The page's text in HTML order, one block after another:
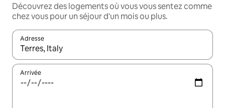
Découvrez des logements où vous vous sentez comme
chez vous pour un séjour d'un mois ou plus.
Adresse
Lorsque les résultats s'affichent, utilisez les flèches vers le
Arrivée